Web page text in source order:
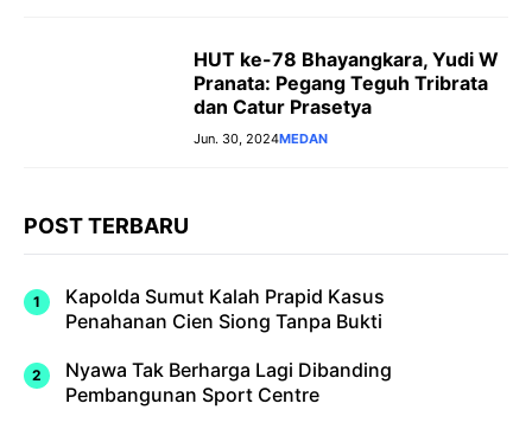
HUT ke-78 Bhayangkara, Yudi W
Pranata: Pegang Teguh Tribrata
dan Catur Prasetya
Jun. 30, 2024MEDAN
POST TERBARU
Kapolda Sumut Kalah Prapid Kasus
Penahanan Cien Siong Tanpa Bukti
Nyawa Tak Berharga Lagi Dibanding
Pembangunan Sport Centre